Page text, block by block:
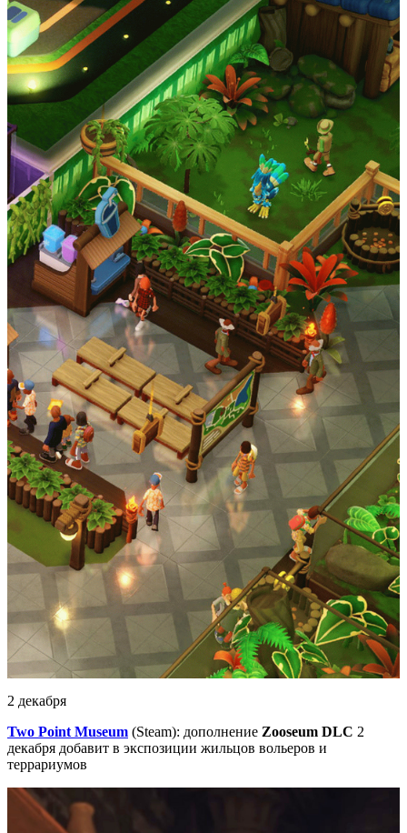
2 декабря
Two Point Museum (Steam): дополнение Zooseum DLC 2
декабря добавит в экспозиции жильцов вольеров и
террариумов